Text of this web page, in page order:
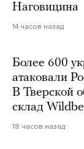
Наговицина
14 часов назад
Более 600
атаковали
В Тверской
склад
18 часов назад